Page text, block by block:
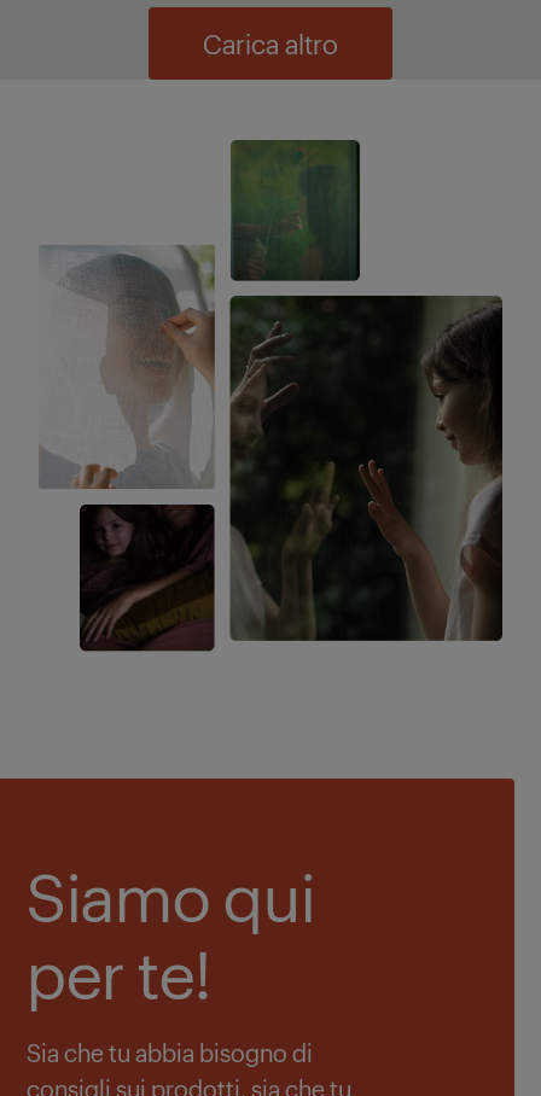
Carica altro
Siamo qui
per te!
Sia che tu abbia bisogno di
consigli sui prodotti, sia che tu